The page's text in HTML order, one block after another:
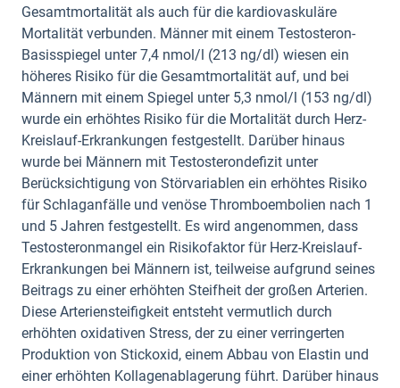
Gesamtmortalität als auch für die kardiovaskuläre
Mortalität verbunden. Männer mit einem Testosteron-
Basisspiegel unter 7,4 nmol/l (213 ng/dl) wiesen ein
höheres Risiko für die Gesamtmortalität auf, und bei
Männern mit einem Spiegel unter 5,3 nmol/l (153 ng/dl)
wurde ein erhöhtes Risiko für die Mortalität durch Herz-
Kreislauf-Erkrankungen festgestellt. Darüber hinaus
wurde bei Männern mit Testosterondefizit unter
Berücksichtigung von Störvariablen ein erhöhtes Risiko
für Schlaganfälle und venöse Thromboembolien nach 1
und 5 Jahren festgestellt. Es wird angenommen, dass
Testosteronmangel ein Risikofaktor für Herz-Kreislauf-
Erkrankungen bei Männern ist, teilweise aufgrund seines
Beitrags zu einer erhöhten Steifheit der großen Arterien.
Diese Arteriensteifigkeit entsteht vermutlich durch
erhöhten oxidativen Stress, der zu einer verringerten
Produktion von Stickoxid, einem Abbau von Elastin und
einer erhöhten Kollagenablagerung führt. Darüber hinaus